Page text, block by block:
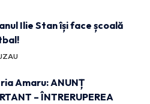
Ilie Stan își face școală
Amaru: ANUNȚ
– ÎNTRERUPEREA